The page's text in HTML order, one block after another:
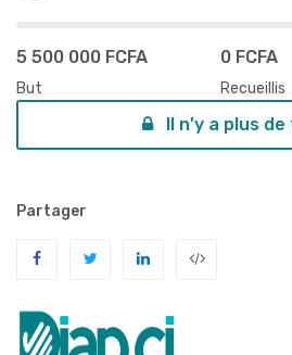
5 500 000 FCFA
But
0 FCFA
Recueillis
Il n'y a plus
Partager